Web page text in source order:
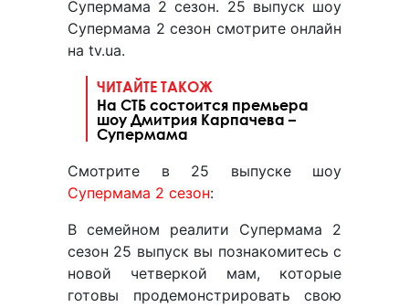
Супермама 2 сезон. 25 выпуск шоу
Супермама 2 сезон смотрите онлайн
на tv.ua.
ЧИТАЙТЕ ТАКОЖ
На СТБ состоится премьера
шоу Дмитрия Карпачева –
Супермама
Смотрите в 25 выпуске шоу
Супермама 2 сезон:
В семейном реалити Супермама 2
сезон 25 выпуск вы познакомитесь с
новой четверкой мам, которые
готовы продемонстрировать свою